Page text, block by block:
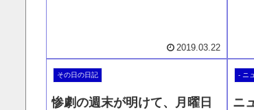
2019.03.22
その日の日記
惨劇の週末が明けて、月曜日
- ニ
ニ